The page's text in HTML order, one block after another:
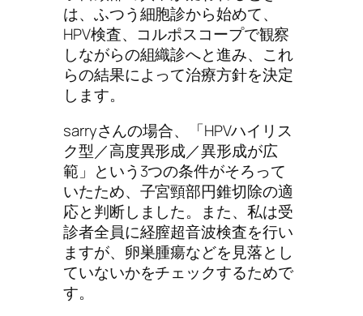
は、ふつう細胞診から始めて、
HPV検査、コルポスコープで観察
しながらの組織診へと進み、これ
らの結果によって治療方針を決定
します。
sarryさんの場合、「HPVハイリス
ク型／高度異形成／異形成が広
範」という3つの条件がそろって
いたため、子宮頸部円錐切除の適
応と判断しました。また、私は受
診者全員に経膣超音波検査を行い
ますが、卵巣腫瘍などを見落とし
ていないかをチェックするためで
す。